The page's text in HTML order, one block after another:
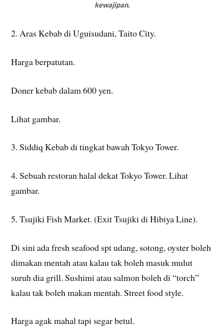
kewajipan.
2. Aras Kebab di Uguisudani, Taito City.
Harga berpatutan.
Doner kebab dalam 600 yen.
Lihat gambar.
3. Siddiq Kebab di tingkat bawah Tokyo Tower.
4. Sebuah restoran halal dekat Tokyo Tower. Lihat
gambar.
5. Tsujiki Fish Market. (Exit Tsujiki di Hibiya Line).
Di sini ada fresh seafood spt udang, sotong, oyster boleh
dimakan mentah atau kalau tak boleh masuk mulut
suruh dia grill. Sushimi atau salmon boleh di “torch”
kalau tak boleh makan mentah. Street food style.
Harga agak mahal tapi segar betul.